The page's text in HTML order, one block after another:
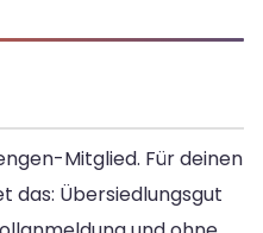
Mitglied. Für deinen
das: Übersiedlungsgut